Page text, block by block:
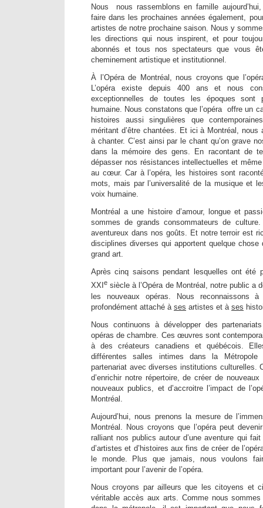
Nous nous rassemblons en famille
faire dans les prochaines années également,
artistes de notre prochaine saison. Nous y
les directions qui nous inspirent, et pour
abonnés et tous nos spectateurs que vous
cheminement artistique et institutionnel.
À l’Opéra de Montréal, nous croyons que
L’opéra existe depuis 400 ans et nous
exceptionnelles de toutes les époques sont
humaine. Nous constatons que l’opéra offre un
histoires aussi singulières que
méritant d’être chantées. Et ici à Montréal, nous
à chanter. C’est ainsi par le chant qu’on grave
dans la mémoire des gens. En racontant de
dépasser nos résistances intellectuelles et
au cœur. Car à l’opéra, les histoires sont
mots, mais par l’universalité de la musique et
voix humaine.
Montréal a une histoire d’amour, longue et
sommes de grands consommateurs de
aventureux dans nos goûts. Et notre terroir est
disciplines diverses qui apportent quelque
grand art.
Après cinq saisons pendant lesquelles ont été
XXI e siècle à l’Opéra de Montréal, notre public a
les nouveaux opéras. Nous reconnaissons
profondément attaché à ses artistes et à ses
Nous continuons à développer des
opéras de chambre. Ces œuvres sont
à des créateurs canadiens et québécois.
différentes salles intimes dans la
partenariat avec diverses institutions culturelles.
d’enrichir notre répertoire, de créer de
nouveaux publics, et d’accroitre l’impact de
Montréal.
Aujourd’hui, nous prenons la mesure de
Montréal. Nous croyons que l’opéra peut
ralliant nos publics autour d’une aventure qui
d’artistes et d’histoires aux fins de créer de
le monde. Plus que jamais, nous voulons
important pour l’avenir de l’opéra.
Nous croyons par ailleurs que les citoyens et
véritable accès aux arts. Comme nous